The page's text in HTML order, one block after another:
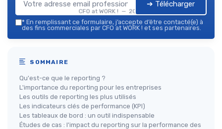
CFO at WORK ! — 2026
➔ Télécharger
* En remplissant ce formulaire, j’accepte d’être contacté(e) à
des fins commerciales par CFO at WORK ! et ses partenaires.
SOMMAIRE
Qu'est-ce que le reporting ?
L'importance du reporting pour les entreprises
Les outils de reporting les plus utilisés
Les indicateurs clés de performance (KPI)
Les tableaux de bord : un outil indispensable
Études de cas : l'impact du reporting sur la performance des